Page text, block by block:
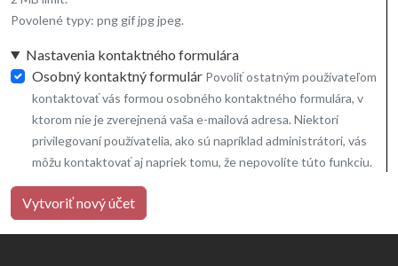
Povolené typy: png gif jpg jpeg.
Nastavenia kontaktného formulára
Osobný kontaktný formulár Povoliť ostatným používateľom
kontaktovať vás formou osobného kontaktného formulára, v
ktorom nie je zverejnená vaša e-mailová adresa. Niektorí
privilegovaní používatelia, ako sú napríklad administrátori, vás
môžu kontaktovať aj napriek tomu, že nepovolíte túto funkciu.
Vytvoriť nový účet